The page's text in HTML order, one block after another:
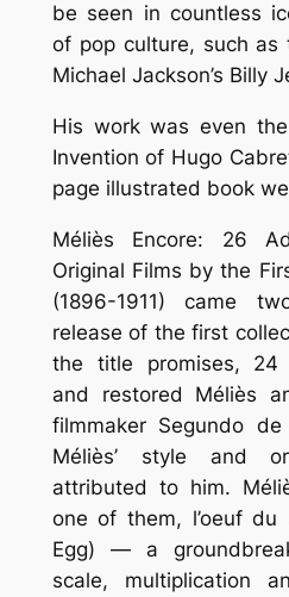
be seen in countless
of pop culture, such as
Michael Jackson’s Billy
His work was even
Invention of Hugo
page illustrated book
Méliès Encore: 26
Original Films by the
(1896-1911) came
release of the first
the title promises, 24
and restored Méliès
filmmaker Segundo
Méliès’ style and
attributed to him.
one of them, l’oeuf du
Egg) — a
scale, multiplication